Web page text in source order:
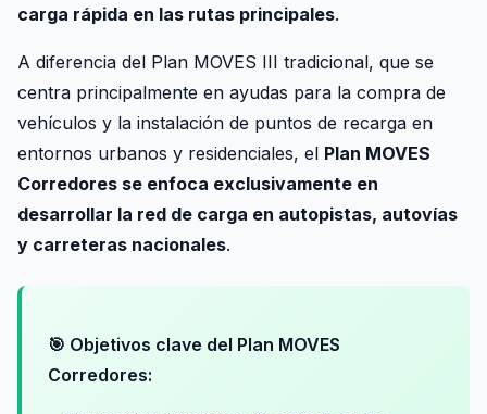
carga rápida en las rutas principales.
A diferencia del Plan MOVES III tradicional, que se
centra principalmente en ayudas para la compra de
vehículos y la instalación de puntos de recarga en
entornos urbanos y residenciales, el Plan MOVES
Corredores se enfoca exclusivamente en
desarrollar la red de carga en autopistas, autovías
y carreteras nacionales.
🎯 Objetivos clave del Plan MOVES
Corredores: